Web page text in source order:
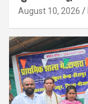
August 10, 2026